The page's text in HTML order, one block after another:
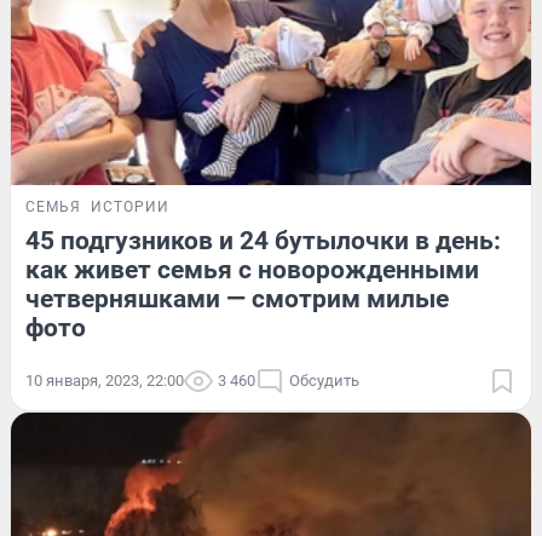
СЕМЬЯ ИСТОРИИ
45 подгузников и 24 бутылочки в день:
как живет семья с новорожденными
четверняшками — смотрим милые
фото
10 января, 2023, 22:00 3 460 Обсудить